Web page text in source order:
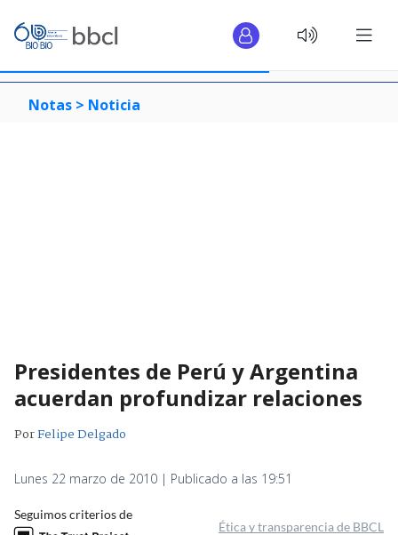
Notas > Noticia
Presidentes de Perú y Argentina
acuerdan profundizar relaciones
PorFelipe Delgado
Lunes 22 marzo de 2010 | Publicado a las 19:51
Seguimos criterios de
Ética y transparencia de BBCL